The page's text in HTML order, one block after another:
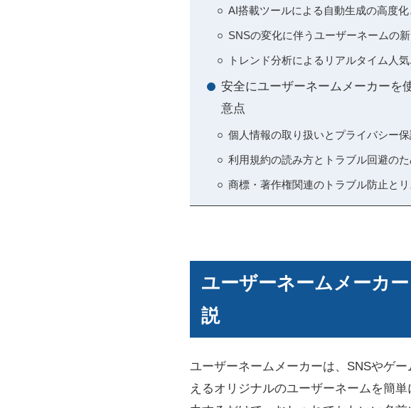
AI搭載ツールによる自動生成の高度
SNSの変化に伴うユーザーネームの
トレンド分析によるリアルタイム人
安全にユーザーネームメーカーを
意点
個人情報の取り扱いとプライバシー
利用規約の読み方とトラブル回避の
商標・著作権関連のトラブル防止と
ユーザーネームメーカ
説
ユーザーネームメーカーは、SNSやゲ
えるオリジナルのユーザーネームを簡